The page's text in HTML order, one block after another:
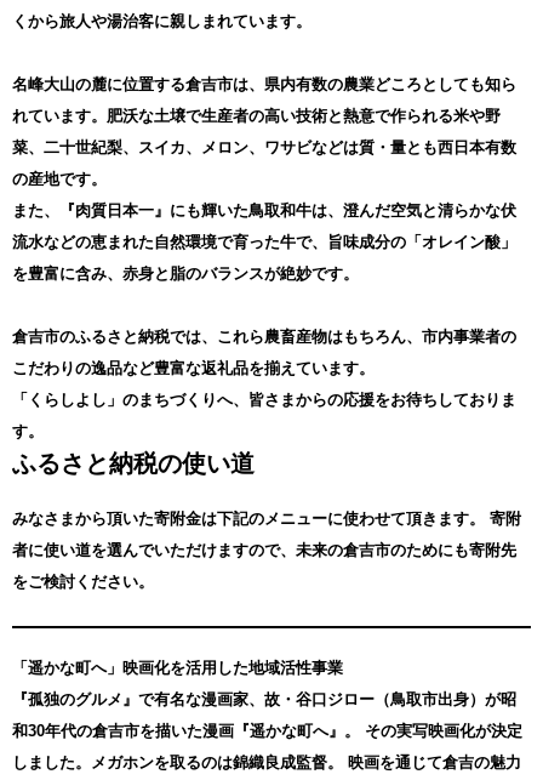
くから旅人や湯治客に親しまれています。
名峰大山の麓に位置する倉吉市は、県内有数の農業どころとしても知ら
れています。肥沃な土壌で生産者の高い技術と熱意で作られる米や野
菜、二十世紀梨、スイカ、メロン、ワサビなどは質・量とも西日本有数
の産地です。
また、『肉質日本一』にも輝いた鳥取和牛は、澄んだ空気と清らかな伏
流水などの恵まれた自然環境で育った牛で、旨味成分の「オレイン酸」
を豊富に含み、赤身と脂のバランスが絶妙です。
倉吉市のふるさと納税では、これら農畜産物はもちろん、市内事業者の
こだわりの逸品など豊富な返礼品を揃えています。
「くらしよし」のまちづくりへ、皆さまからの応援をお待ちしておりま
す。
ふるさと納税の使い道
みなさまから頂いた寄附金は下記のメニューに使わせて頂きます。
寄附
者に使い道を選んでいただけますので、未来の倉吉市のためにも寄附先
をご検討ください。
「遥かな町へ」映画化を活用した地域活性事業
『孤独のグルメ』で有名な漫画家、故・谷口ジロー（鳥取市出身）が昭
和30年代の倉吉市を描いた漫画『遥かな町へ』。 その実写映画化が決定
しました。メガホンを取るのは錦織良成監督。 映画を通じて倉吉の魅力